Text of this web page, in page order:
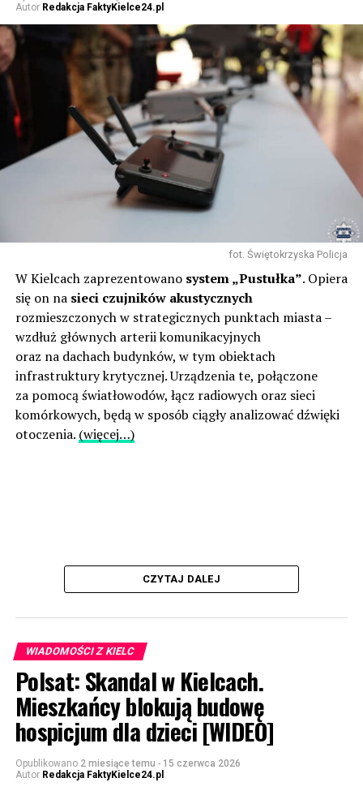
Autor Redakcja FaktyKielce24.pl
fot. Świętokrzyska Policja
W Kielcach zaprezentowano system „Pustułka”. Opiera
się on na sieci czujników akustycznych
rozmieszczonych w strategicznych punktach miasta –
wzdłuż głównych arterii komunikacyjnych
oraz na dachach budynków, w tym obiektach
infrastruktury krytycznej. Urządzenia te, połączone
za pomocą światłowodów, łącz radiowych oraz sieci
komórkowych, będą w sposób ciągły analizować dźwięki
otoczenia. (więcej…)
CZYTAJ DALEJ
WIADOMOŚCI Z KIELC
Polsat: Skandal w Kielcach.
Mieszkańcy blokują budowę
hospicjum dla dzieci [WIDEO]
Opublikowano 2 miesiące temu - 15 czerwca 2026
Autor Redakcja FaktyKielce24.pl